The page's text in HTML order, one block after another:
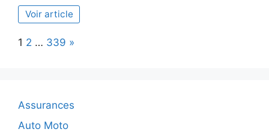
Voir article
Page:
1 2 … 339 Next
»
Assurances
Auto Moto